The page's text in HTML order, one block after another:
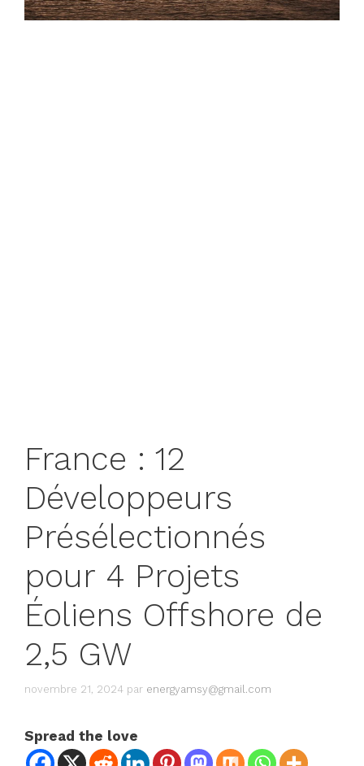
France : 12
Développeurs
Présélectionnés
pour 4 Projets
Éoliens Offshore de
2,5 GW
novembre 21, 2024 par energyamsy@gmail.com
Spread the love